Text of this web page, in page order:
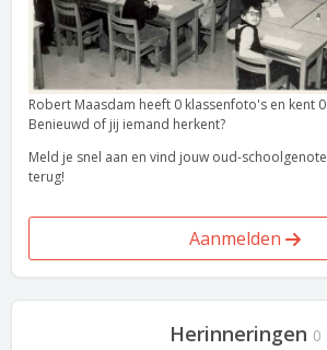
Robert Maasdam heeft 0 klassenfoto's en kent
Benieuwd of jij iemand herkent?
Meld je snel aan en vind jouw oud-
terug!
Aanmelden
Herinneringen 0